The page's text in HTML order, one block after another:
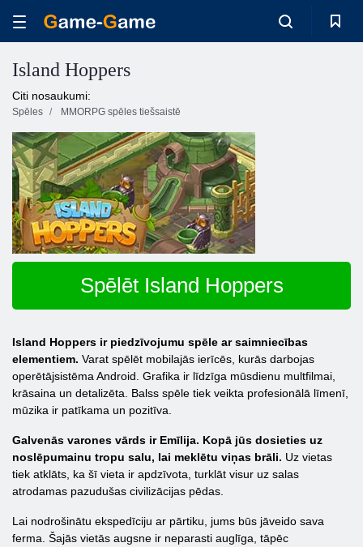
Island Hoppers
Citi nosaukumi:
Spēles MMORPG spēles tiešsaistē
Spēlēt Island Hoppers
Island Hoppers ir piedzīvojumu spēle ar saimniecības
elementiem. Varat spēlēt mobilajās ierīcēs, kurās darbojas
operētājsistēma Android. Grafika ir līdzīga mūsdienu multfilmai,
krāsaina un detalizēta. Balss spēle tiek veikta profesionālā līmenī,
mūzika ir patīkama un pozitīva.
Galvenās varones vārds ir Emīlija. Kopā jūs dosieties uz
noslēpumainu tropu salu, lai meklētu viņas brāli. Uz vietas
tiek atklāts, ka šī vieta ir apdzīvota, turklāt visur uz salas
atrodamas pazudušas civilizācijas pēdas.
Lai nodrošinātu ekspedīciju ar pārtiku, jums būs jāveido sava
ferma. Šajās vietās augsne ir neparasti auglīga, tāpēc